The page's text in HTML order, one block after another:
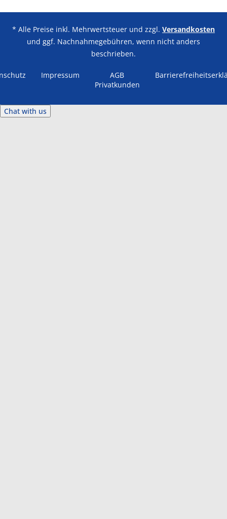
* Alle Preise inkl. Mehrwertsteuer und zzgl. Versandkosten
und ggf. Nachnahmegebühren, wenn nicht anders
beschrieben.
Impressum
AGB
Privatkunden
Chat with us